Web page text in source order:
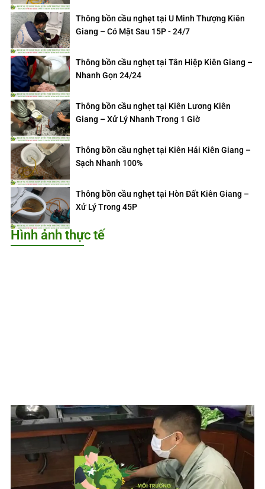
Thông bồn cầu nghẹt tại U Minh Thượng Kiên
Giang – Có Mặt Sau 15P - 24/7
Thông bồn cầu nghẹt tại Tân Hiệp Kiên Giang –
Nhanh Gọn 24/24
Thông bồn cầu nghẹt tại Kiên Lương Kiên
Giang – Xử Lý Nhanh Trong 1 Giờ
Thông bồn cầu nghẹt tại Kiên Hải Kiên Giang –
Sạch Nhanh 100%
Thông bồn cầu nghẹt tại Hòn Đất Kiên Giang –
Xử Lý Trong 45P
Hình ảnh thực tế